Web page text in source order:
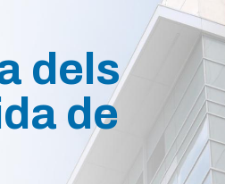
dels
de